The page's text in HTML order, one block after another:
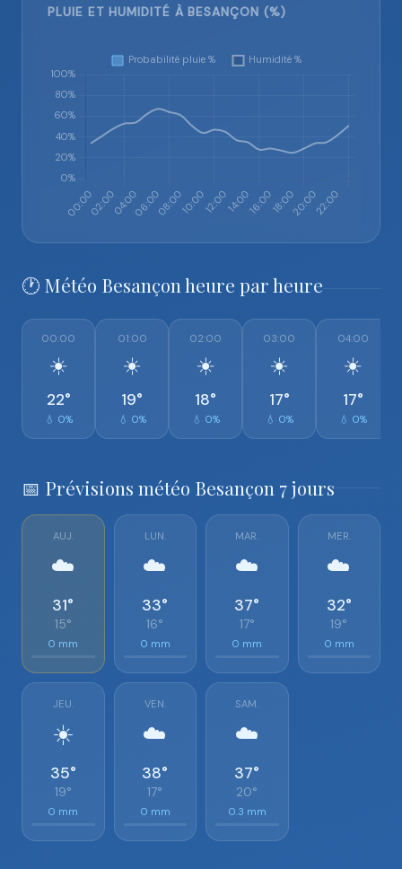
PLUIE ET HUMIDITÉ À BESANÇON (%)
🕐 Météo Besançon heure par heure
00:00
☀️
22°
💧 0%
01:00
☀️
19°
💧 0%
02:00
☀️
18°
💧 0%
03:00
☀️
17°
💧 0%
04:00
☀️
17°
💧 0%
📅 Prévisions météo Besançon 7 jours
AUJ.
☁️
31°
15°
0 mm
LUN.
☁️
33°
16°
0 mm
MAR.
☁️
37°
17°
0 mm
MER.
☁️
32°
19°
0 mm
JEU.
☀️
35°
19°
0 mm
VEN.
☁️
38°
17°
0 mm
SAM.
☁️
37°
20°
0.3 mm